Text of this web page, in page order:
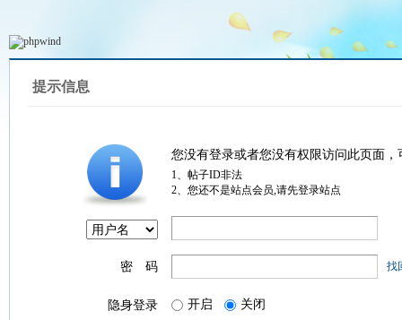
提示信息
您没有登录或者您没有权限访问此页面
1、帖子ID非法
2、您还不是站点会员,请先登录站点
密 码 找
隐身登录 开启 关闭